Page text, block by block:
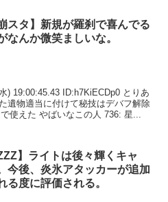
崩スタ】新規が羅刹で喜んでる
なんか微笑ましいな。
) 19:00:45.43 ID:h7KiECDp0 とりあ
遺物適当に付けて秘技はデバフ解除
使えた やばいなこの人 736: 星...
ZZZ】ライトは後々輝くキャ
今後、炎氷アタッカーが追加
る度に評価される。